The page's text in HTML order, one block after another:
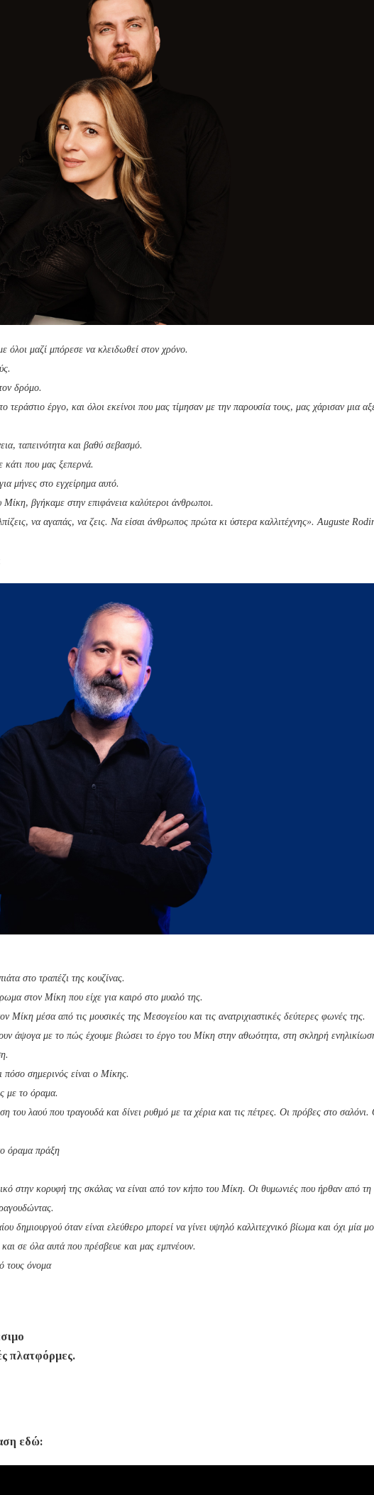
όλοι μαζί μπόρεσε να κλειδωθεί στον χρόνο.
δρόμο.
έργο, και όλοι εκείνοι που μας τίμησαν με την παρουσία τους, μας χάρισαν μια
ταπεινότητα και βαθύ σεβασμό.
κάτι που μας ξεπερνά.
μήνες στο εγχείρημα αυτό.
βγήκαμε στην επιφάνεια καλύτεροι άνθρωποι.
να αγαπάς, να ζεις. Να είσαι άνθρωπος πρώτα κι ύστερα καλλιτέχνης». Auguste
στο τραπέζι της κουζίνας.
στον Μίκη που είχε για καιρό στο μυαλό της.
Μίκη μέσα από τις μουσικές της Μεσογείου και τις ανατριχιαστικές δεύτερες φωνές της.
άψογα με το πώς έχουμε βιώσει το έργο του Μίκη στην αθωότητα, στη σκληρή
σημερινός είναι ο Μίκης.
με το όραμα.
του λαού που τραγουδά και δίνει ρυθμό με τα χέρια και τις πέτρες. Οι πρόβες στο σαλόνι.
όραμα πράξη
στην κορυφή της σκάλας να είναι από τον κήπο του Μίκη. Οι θυμωνιές που ήρθαν από τη
δημιουργού όταν είναι ελεύθερο μπορεί να γίνει υψηλό καλλιτεχνικό βίωμα και όχι μία
σε όλα αυτά που πρέσβευε και μας εμπνέουν.
τους όνομα
πλατφόρμες.
εδώ: